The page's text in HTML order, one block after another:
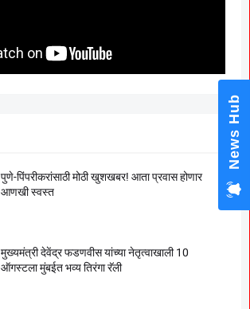
पुणे-पिंपरीकरांसाठी मोठी खुशखबर! आता प्रवास होणार
आणखी स्वस्त
मुख्यमंत्री देवेंद्र फडणवीस यांच्या नेतृत्वाखाली 10
ऑगस्टला मुंबईत भव्य तिरंगा रॅली
News Hub